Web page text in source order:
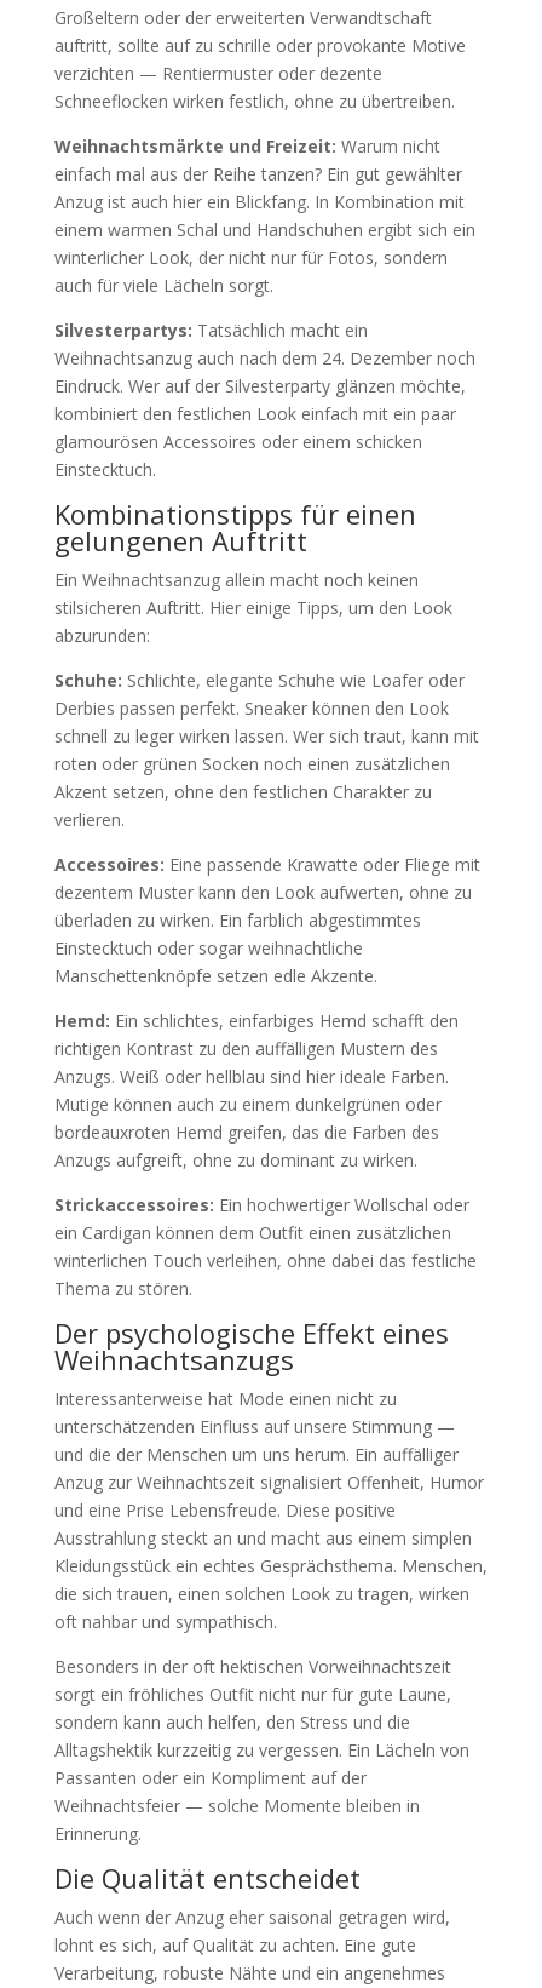
Großeltern oder der erweiterten Verwandtschaft
auftritt, sollte auf zu schrille oder provokante Motive
verzichten — Rentiermuster oder dezente
Schneeflocken wirken festlich, ohne zu übertreiben.
Weihnachtsmärkte und Freizeit: Warum nicht
einfach mal aus der Reihe tanzen? Ein gut gewählter
Anzug ist auch hier ein Blickfang. In Kombination mit
einem warmen Schal und Handschuhen ergibt sich ein
winterlicher Look, der nicht nur für Fotos, sondern
auch für viele Lächeln sorgt.
Silvesterpartys: Tatsächlich macht ein
Weihnachtsanzug auch nach dem 24. Dezember noch
Eindruck. Wer auf der Silvesterparty glänzen möchte,
kombiniert den festlichen Look einfach mit ein paar
glamourösen Accessoires oder einem schicken
Einstecktuch.
Kombinationstipps für einen
gelungenen Auftritt
Ein Weihnachtsanzug allein macht noch keinen
stilsicheren Auftritt. Hier einige Tipps, um den Look
abzurunden:
Schuhe: Schlichte, elegante Schuhe wie Loafer oder
Derbies passen perfekt. Sneaker können den Look
schnell zu leger wirken lassen. Wer sich traut, kann mit
roten oder grünen Socken noch einen zusätzlichen
Akzent setzen, ohne den festlichen Charakter zu
verlieren.
Accessoires: Eine passende Krawatte oder Fliege mit
dezentem Muster kann den Look aufwerten, ohne zu
überladen zu wirken. Ein farblich abgestimmtes
Einstecktuch oder sogar weihnachtliche
Manschettenknöpfe setzen edle Akzente.
Hemd: Ein schlichtes, einfarbiges Hemd schafft den
richtigen Kontrast zu den auffälligen Mustern des
Anzugs. Weiß oder hellblau sind hier ideale Farben.
Mutige können auch zu einem dunkelgrünen oder
bordeauxroten Hemd greifen, das die Farben des
Anzugs aufgreift, ohne zu dominant zu wirken.
Strickaccessoires: Ein hochwertiger Wollschal oder
ein Cardigan können dem Outfit einen zusätzlichen
winterlichen Touch verleihen, ohne dabei das festliche
Thema zu stören.
Der psychologische Effekt eines
Weihnachtsanzugs
Interessanterweise hat Mode einen nicht zu
unterschätzenden Einfluss auf unsere Stimmung —
und die der Menschen um uns herum. Ein auffälliger
Anzug zur Weihnachtszeit signalisiert Offenheit, Humor
und eine Prise Lebensfreude. Diese positive
Ausstrahlung steckt an und macht aus einem simplen
Kleidungsstück ein echtes Gesprächsthema. Menschen,
die sich trauen, einen solchen Look zu tragen, wirken
oft nahbar und sympathisch.
Besonders in der oft hektischen Vorweihnachtszeit
sorgt ein fröhliches Outfit nicht nur für gute Laune,
sondern kann auch helfen, den Stress und die
Alltagshektik kurzzeitig zu vergessen. Ein Lächeln von
Passanten oder ein Kompliment auf der
Weihnachtsfeier — solche Momente bleiben in
Erinnerung.
Die Qualität entscheidet
Auch wenn der Anzug eher saisonal getragen wird,
lohnt es sich, auf Qualität zu achten. Eine gute
Verarbeitung, robuste Nähte und ein angenehmes